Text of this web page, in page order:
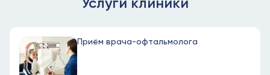
Приём врача-офтальмолога